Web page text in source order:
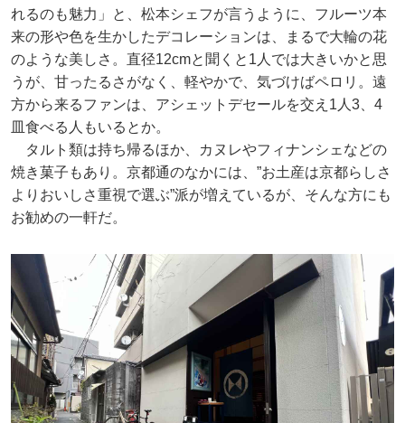
れるのも魅力」と、松本シェフが言うように、フルーツ本
来の形や色を生かしたデコレーションは、まるで大輪の花
のような美しさ。直径12cmと聞くと1人では大きいかと思
うが、甘ったるさがなく、軽やかで、気づけばペロリ。遠
方から来るファンは、アシェットデセールを交え1人3、4
皿食べる人もいるとか。
タルト類は持ち帰るほか、カヌレやフィナンシェなどの
焼き菓子もあり。京都通のなかには、”お土産は京都らしさ
よりおいしさ重視で選ぶ”派が増えているが、そんな方にも
お勧めの一軒だ。